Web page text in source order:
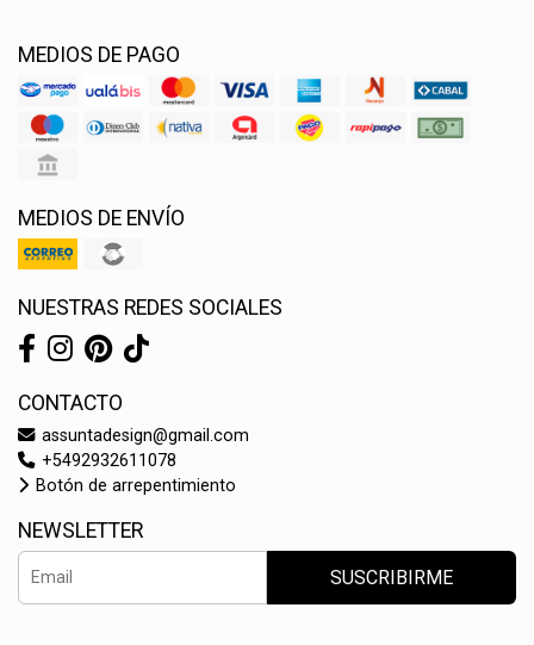
MEDIOS DE PAGO
MEDIOS DE ENVÍO
NUESTRAS REDES SOCIALES
CONTACTO
assuntadesign@gmail.com
+5492932611078
Botón de arrepentimiento
NEWSLETTER
SUSCRIBIRME